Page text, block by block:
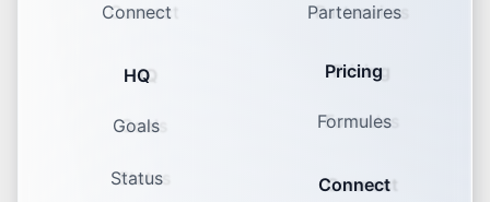
Connect
HQ
Goals
Status
Partenaires
Pricing
Formules
Connect